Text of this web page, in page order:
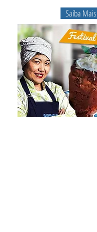
Saiba Mais